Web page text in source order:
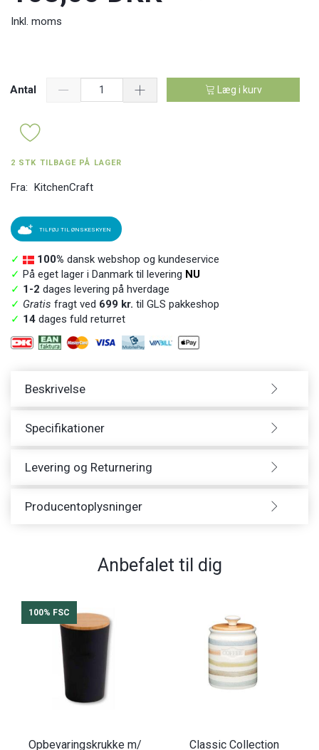
Inkl. moms
Antal Læg i kurv
2 STK TILBAGE PÅ LAGER
Fra: KitchenCraft
TILFØJ TIL ØNSKESKYEN
✓ 100% dansk webshop og kundeservice
✓ På eget lager i Danmark til levering NU
✓ 1-2 dages levering på hverdage
✓ Gratis fragt ved 699 kr. til GLS pakkeshop
✓ 14 dages fuld returret
Beskrivelse
Specifikationer
Levering og Returnering
Producentoplysninger
Anbefalet til dig
100% FSC
Opbevaringskrukke m/
Classic Collection